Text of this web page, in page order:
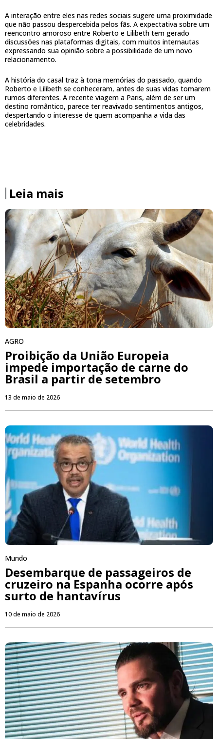
A interação entre eles nas redes sociais sugere uma proximidade
que não passou despercebida pelos fãs. A expectativa sobre um
reencontro amoroso entre Roberto e Lilibeth tem gerado
discussões nas plataformas digitais, com muitos internautas
expressando sua opinião sobre a possibilidade de um novo
relacionamento.
A história do casal traz à tona memórias do passado, quando
Roberto e Lilibeth se conheceram, antes de suas vidas tomarem
rumos diferentes. A recente viagem a Paris, além de ser um
destino romântico, parece ter reavivado sentimentos antigos,
despertando o interesse de quem acompanha a vida das
celebridades.
Leia mais
AGRO
Proibição da União Europeia
impede importação de carne do
Brasil a partir de setembro
13 de maio de 2026
Mundo
Desembarque de passageiros de
cruzeiro na Espanha ocorre após
surto de hantavírus
10 de maio de 2026